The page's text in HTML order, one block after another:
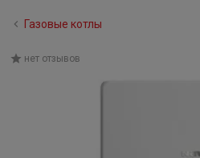
Газовые котлы
нет отзывов